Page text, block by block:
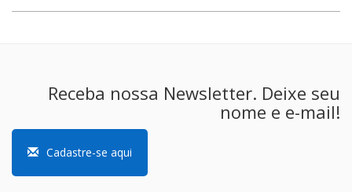
Receba nossa Newsletter. Deixe seu
nome e e-mail!
Cadastre-se aqui